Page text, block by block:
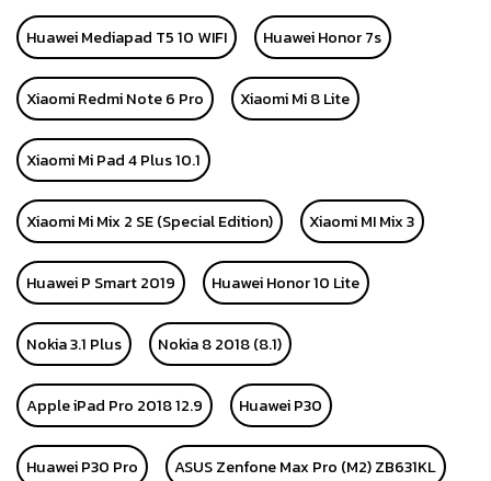
Huawei Mediapad T5 10 WIFI Huawei Honor 7s
Xiaomi Redmi Note 6 Pro Xiaomi Mi 8 Lite
Xiaomi Mi Pad 4 Plus 10.1
Xiaomi Mi Mix 2 SE (Special Edition) Xiaomi MI Mix 3
Huawei P Smart 2019 Huawei Honor 10 Lite
Nokia 3.1 Plus Nokia 8 2018 (8.1)
Apple iPad Pro 2018 12.9 Huawei P30
Huawei P30 Pro ASUS Zenfone Max Pro (M2) ZB631KL